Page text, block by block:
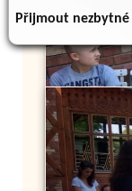
důsledku toho, že
Přijmout nezbytné